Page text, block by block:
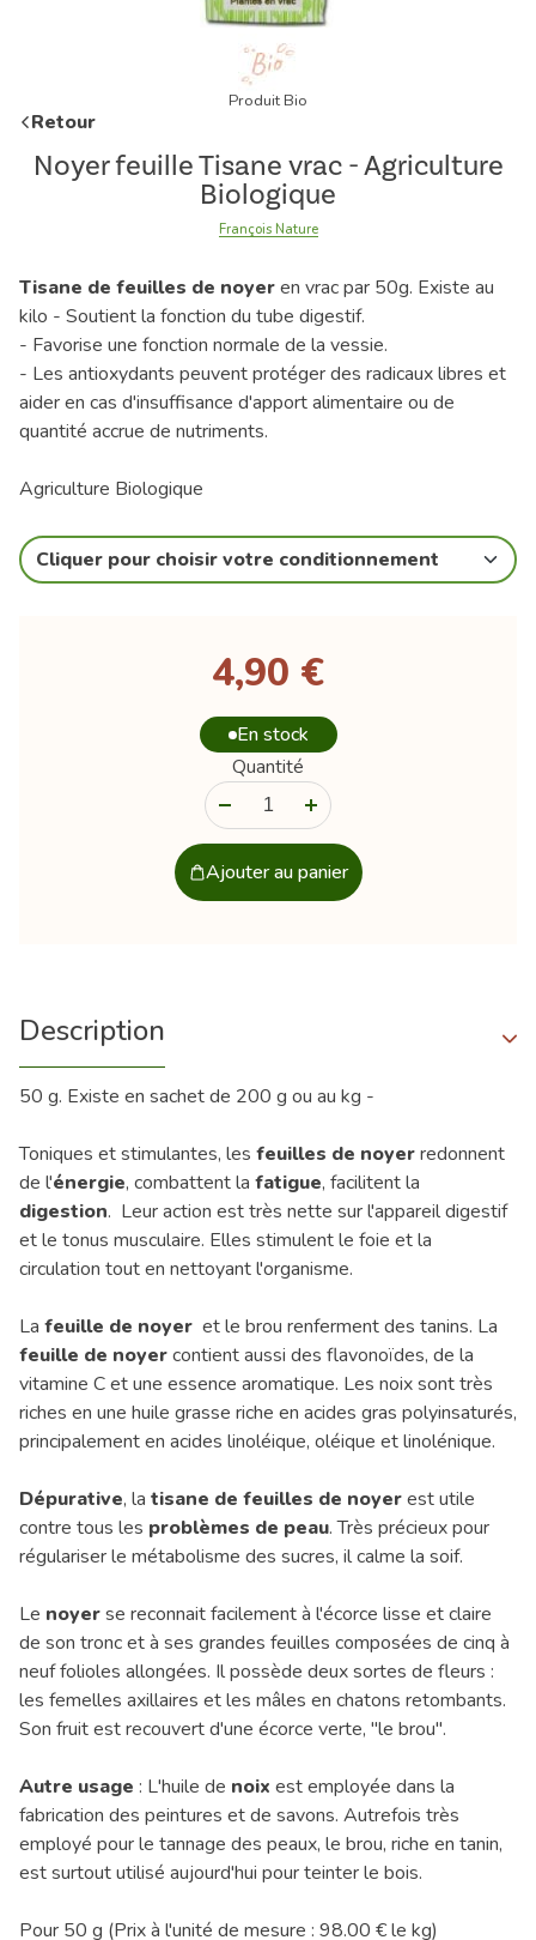
Produit Bio
Retour
Noyer feuille Tisane vrac - Agriculture
Biologique
François Nature
Tisane de feuilles de noyeren vrac par 50g. Existe au
kilo - Soutient la fonction du tube digestif.
- Favorise une fonction normale de la vessie.
- Les antioxydants peuvent protéger des radicaux libres et
aider en cas d'insuffisance d'apport alimentaire ou de
quantité accrue de nutriments.
Agriculture Biologique
Cliquer pour choisir votre conditionnement
4,90 €
En stock
Quantité
Ajouter au panier
Description
50 g. Existe en sachet de 200 g ou au kg -
Toniques et stimulantes, les feuilles de noyerredonnent
de l'énergie, combattent la fatigue, facilitent la
digestion. Leur action est très nette sur l'appareil digestif
et le tonus musculaire. Elles stimulent le foie et la
circulation tout en nettoyant l'organisme.
La feuille de noyer et le brou renferment des tanins. La
feuille de noyercontient aussi des flavonoïdes, de la
vitamine C et une essence aromatique. Les noix sont très
riches en une huile grasse riche en acides gras polyinsaturés,
principalement en acides linoléique, oléique et linolénique.
Dépurative, la tisane de feuilles de noyerest utile
contre tous les problèmes de peau. Très précieux pour
régulariser le métabolisme des sucres, il calme la soif.
Le noyerse reconnait facilement à l'écorce lisse et claire
de son tronc et à ses grandes feuilles composées de cinq à
neuf folioles allongées. Il possède deux sortes de fleurs :
les femelles axillaires et les mâles en chatons retombants.
Son fruit est recouvert d'une écorce verte, "le brou".
Autre usage : L'huile de noix est employée dans la
fabrication des peintures et de savons. Autrefois très
employé pour le tannage des peaux, le brou, riche en tanin,
est surtout utilisé aujourd'hui pour teinter le bois.
Pour 50 g (Prix à l'unité de mesure : 98.00 € le kg)